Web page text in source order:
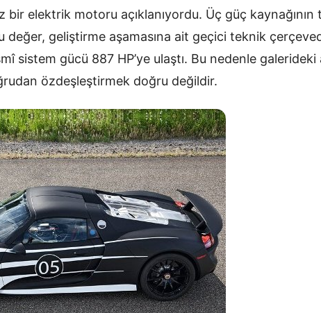
bir elektrik motoru açıklanıyordu. Üç güç kaynağının
değer, geliştirme aşamasına ait geçici teknik
sistem gücü 887 HP’ye ulaştı. Bu nedenle galerideki
özdeşleştirmek doğru değildir.